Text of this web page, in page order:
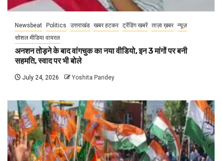
Newsbeat Politics उत्तराखंड खबर हटकर ट्रेंडिंग खबरें ताज़ा ख़बर न्यूज़
सोशल मीडिया वायरल
अनशन तोड़ने के बाद वांगचुक का नया वीडियो, इन 3 मांगों पर बनी
सहमति, स्वाद पर भी बोले
July 24, 2026 Yoshita Pandey